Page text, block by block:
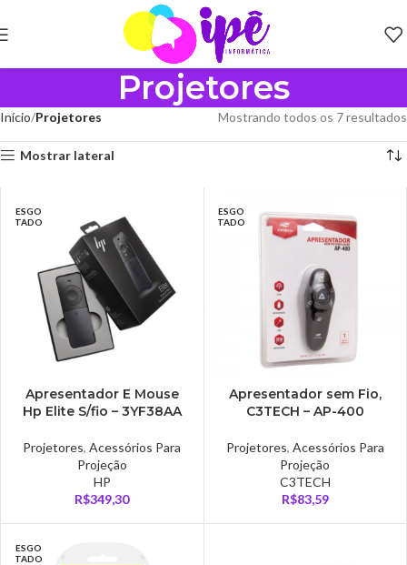
Projetores
Início Projetores Mostrando todos os 7 resultados
Mostrar lateral
ESGO
TADO
Apresentador E Mouse
Hp Elite S/fio – 3YF38AA
Projetores,Acessórios Para
Projeção
HP
R$349,30
ESGO
TADO
Apresentador sem Fio,
C3TECH – AP-400
Projetores, Acessórios Para
Projeção
C3TECH
R$83,59
ESGO
TADO